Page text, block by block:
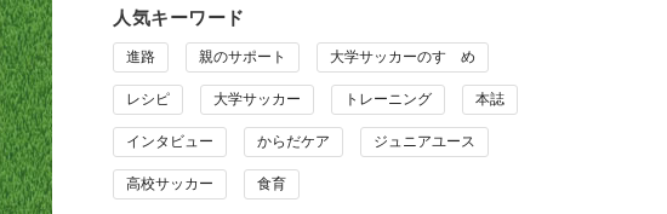
人気キーワード
進路 親のサポート 大学サッカーのすゝめ
レシピ 大学サッカー トレーニング 本誌
インタビュー からだケア ジュニアユース
高校サッカー 食育